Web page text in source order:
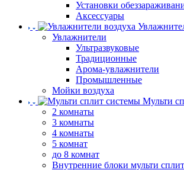
Установки
Аксессуары
Увлажнители
Ультразвуковые
Традиционные
Арома-увлажнители
Промышленные
Мойки воздуха
Мульти
2 комнаты
3 комнаты
4 комнаты
5 комнат
до 8 комнат
Внутренние блоки мульти